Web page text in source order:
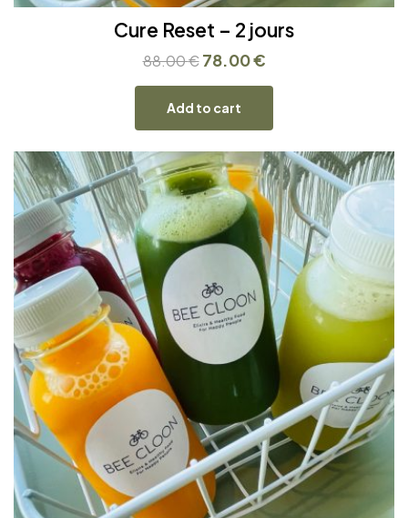
Cure Reset – 2 jours
88.00€ 78.00€
Add to cart